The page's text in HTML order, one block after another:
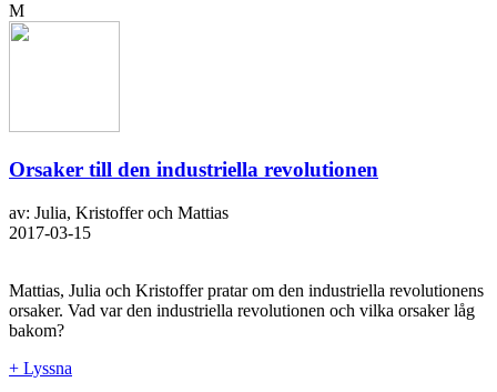
M
Orsaker till den industriella revolutionen
av: Julia, Kristoffer och Mattias
2017-03-15
Mattias, Julia och Kristoffer pratar om den industriella revolutionens
orsaker. Vad var den industriella revolutionen och vilka orsaker låg
bakom?
+ Lyssna